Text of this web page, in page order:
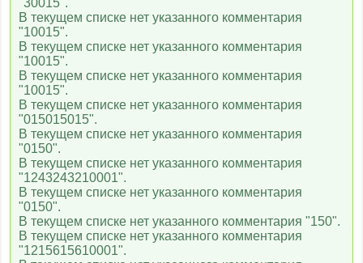
"30015".
В текущем списке нет указанного комментария
"10015".
В текущем списке нет указанного комментария
"10015".
В текущем списке нет указанного комментария
"10015".
В текущем списке нет указанного комментария
"015015015".
В текущем списке нет указанного комментария
"0150".
В текущем списке нет указанного комментария
"1243243210001".
В текущем списке нет указанного комментария
"0150".
В текущем списке нет указанного комментария "150".
В текущем списке нет указанного комментария
"1215615610001".